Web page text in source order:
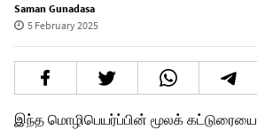
Saman Gunadasa
5 February 2025
இந்த மொழிபெயர்ப்பின் மூலக் கட்டுரையை